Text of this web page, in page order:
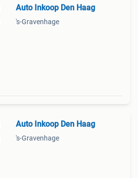
Auto Inkoop Den Haag
's-Gravenhage
Auto Inkoop Den Haag
's-Gravenhage